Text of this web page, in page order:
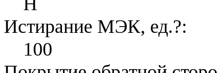
Истирание МЭК, ед.?:
100